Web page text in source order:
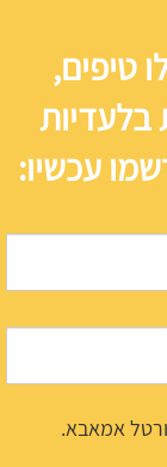
טיפים,
בלעדיות
עכשיו:
אמאבא.